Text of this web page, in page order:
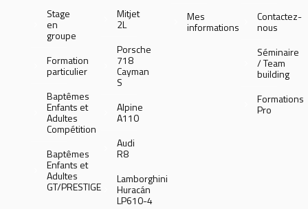
Stage
en
groupe
Formation
particulier
Baptêmes
Enfants et
Adultes
Compétition
Baptêmes
Enfants et
Adultes
GT/PRESTIGE
Mitjet
2L
Porsche
718
Cayman
S
Alpine
A110
Audi
R8
Lamborghini
Huracán
LP610-4
Mes
informations
Contactez-
nous
Séminaire
/ Team
building
Formations
Pro